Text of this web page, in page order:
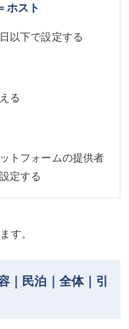
スト
以下で設定する
る
トフォームの提供者
定する
す。
｜民泊｜全体｜引